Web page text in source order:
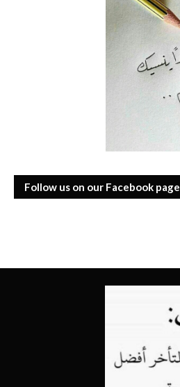
Follow us on our Facebook page